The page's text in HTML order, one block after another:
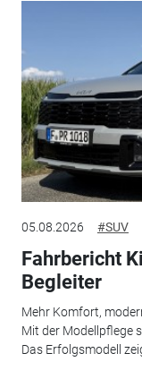
05.08.2026 #SUV
Fahrbericht
Begleiter
Mehr Komfort,
Mit der Modellpflege
Das Erfolgsmodell